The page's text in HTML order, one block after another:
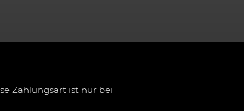
Zahlungsart ist nur bei